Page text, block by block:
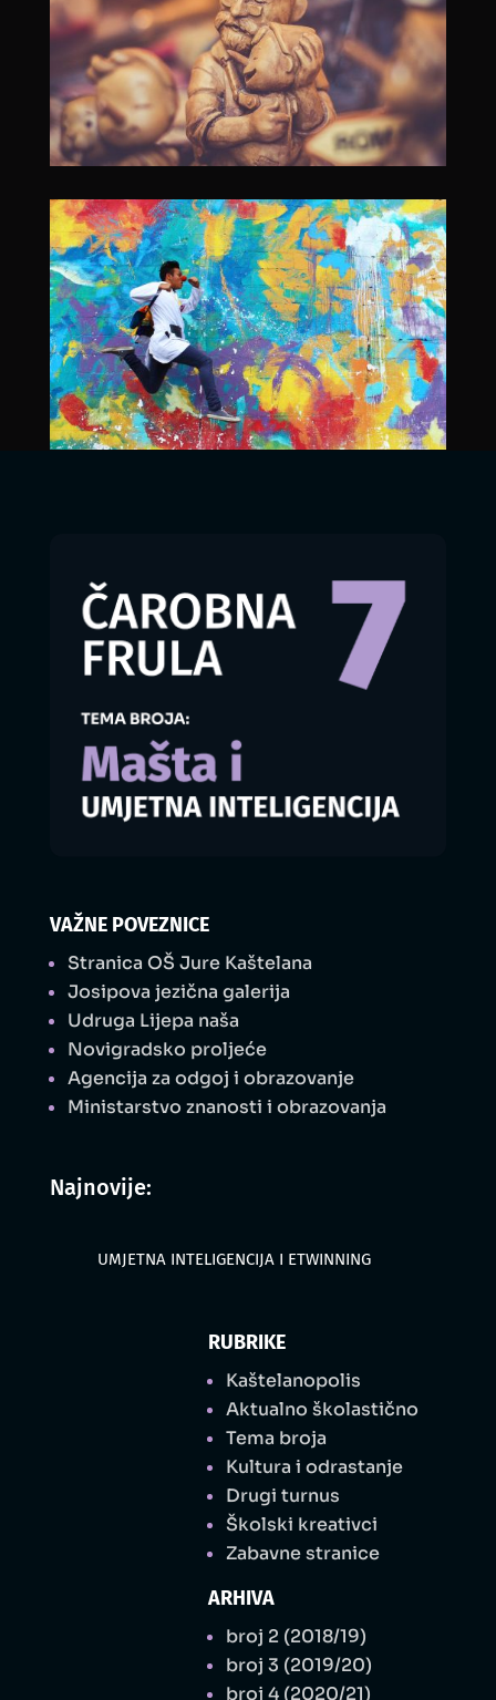
VAŽNE POVEZNICE
Stranica OŠ Jure Kaštelana
Josipova jezična galerija
Udruga Lijepa naša
Novigradsko proljeće
Agencija za odgoj i obrazovanje
Ministarstvo znanosti i obrazovanja
Najnovije:
UMJETNA INTELIGENCIJA I ETWINNING
RUBRIKE
Kaštelanopolis
Aktualno školastično
Tema broja
Kultura i odrastanje
Drugi turnus
Školski kreativci
Zabavne stranice
ARHIVA
broj 2 (2018/19)
broj 3 (2019/20)
broj 4 (2020/21)